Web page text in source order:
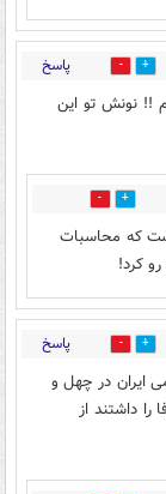
5 پاسخ
!! نونش تو این
5
که محاسبات
کرد!
5 پاسخ
ایران در چهل و
داشتند از